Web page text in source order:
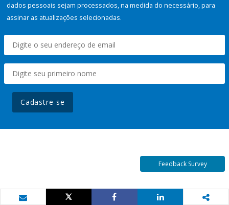
dados pessoais sejam processados, na medida do necessário, para
assinar as atualizações selecionadas.
Cadastre-se
Feedback Survey